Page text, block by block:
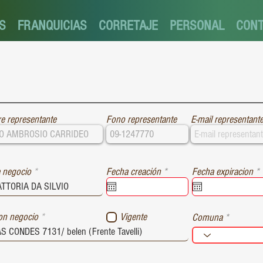
FRANQUICIAS CORRETAJE PERSONAL
representante Fono representante E-mail representante
negocio Fecha creación *r
e
d
Fecha expiracion *r
e
r
d
negocio Comuna
Vigente